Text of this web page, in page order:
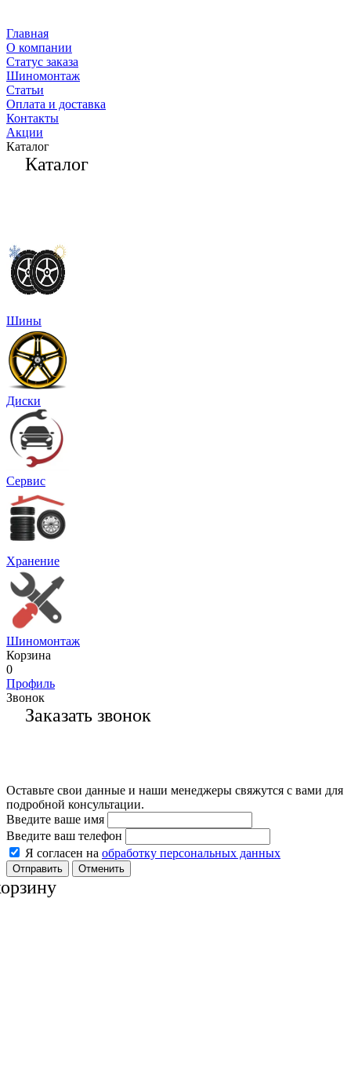
Главная
О компании
Статус заказа
Шиномонтаж
Статьи
Оплата и доставка
Контакты
Акции
Каталог
Каталог
Шины
Диски
Сервис
Хранение
Шиномонтаж
Корзина
0
Профиль
Звонок
Заказать звонок
Оставьте свои данные и наши менеджеры свяжутся с вами для
подробной консультации.
Введите ваше имя
Введите ваш телефон
Я согласен на обработку персональных данных
Отменить